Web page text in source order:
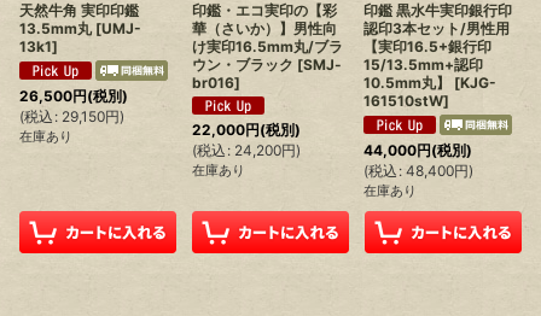
天然牛角 実印印鑑
13.5mm丸 [UMJ-
13k1]
26,500円(税別)
(税込 : 29,150円)
在庫あり
印鑑・エコ実印の【彩
華（さいか）】男性向
け実印16.5mm丸/ブラ
ウン・ブラック [SMJ-
br016]
22,000円(税別)
(税込 : 24,200円)
在庫あり
印鑑 黒水牛実印銀行印
認印3本セット/男性用
【実印16.5+銀行印
15/13.5mm+認印
10.5mm丸】
[KJG-
161510stW]
44,000円(税別)
(税込 : 48,400円)
在庫あり